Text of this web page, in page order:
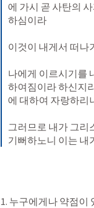
에 가시 곧 사탄의
하심이라
이것이 내게서 떠나
나에게 이르시기를
하여짐이라 하신지
에 대하여 자랑하리
그러므로 내가 그리
기뻐하노니 이는 내
1. 누구에게나 약점이